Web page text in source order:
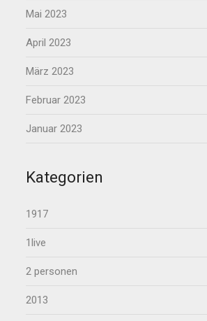
Mai 2023
April 2023
März 2023
Februar 2023
Januar 2023
Kategorien
1917
1live
2 personen
2013